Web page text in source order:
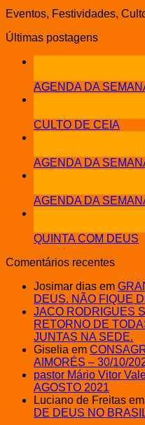
Eventos, Festividades,
Últimas postagens
AGENDA DA
CULTO DE CEIA
AGENDA DA
AGENDA DA
QUINTA COM DEUS
Comentários recentes
Josimar dias em
DEUS. NÃO FIQUE
JACO RODRIGUES
RETORNO DE
JUNTAS NA SEDE.
Giselia em
AIMORÉS – 30/10/
pastor Mário Vitor
AGOSTO 2021
Luciano de Freitas em
DE DEUS NO